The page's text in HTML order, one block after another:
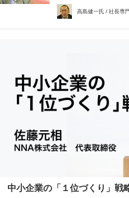
高島健一氏 / 社長専
中小企業の「１位づくり」戦